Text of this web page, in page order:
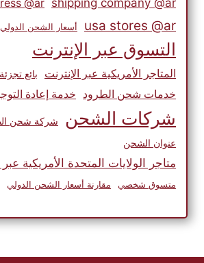
shipping company @ar
@ar
usa stores @ar أسعار الشحن الدولي
التسوق عبر الإنترنت
المتاجر الأمريكية عبر الإنترنت بائع
خدمات شحن الطرود خدمة إعادة
شركات الشحن
شركة شحن
عنوان الشحن
متاجر الولايات المتحدة الأمريكية عبر
متسوق شخصي مقارنة أسعار الشحن الدولي